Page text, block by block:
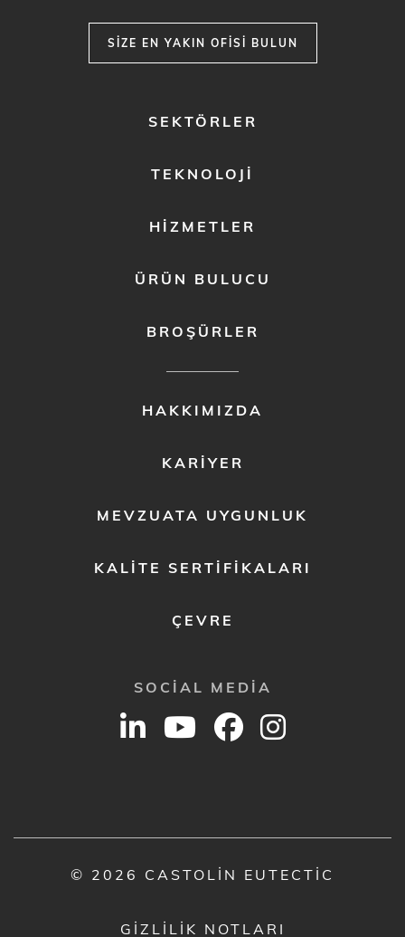
SIZE EN YAKIN OFISI BULUN
SEKTÖRLER
TEKNOLOJI
HIZMETLER
ÜRÜN BULUCU
BROŞÜRLER
HAKKIMIZDA
KARIYER
MEVZUATA UYGUNLUK
KALITE SERTIFIKALARI
ÇEVRE
SOCIAL MEDIA
© 2026 CASTOLIN EUTECTIC
GIZLILIK NOTLARI